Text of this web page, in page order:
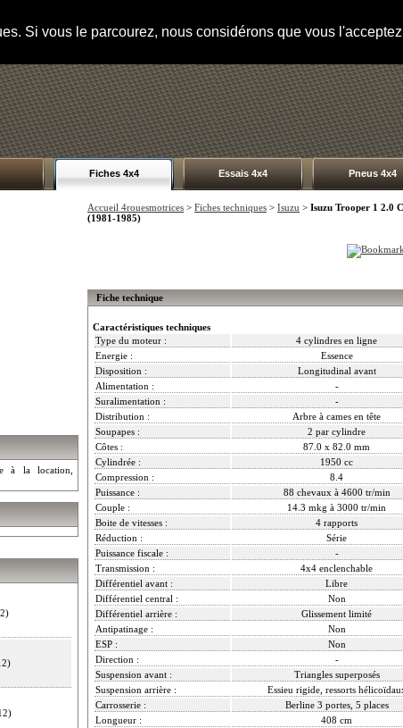
Si vous le parcourez, nous considérons que vous
Fiches 4x4 Essais 4x4 Pneus 4x4
à la location,
Accueil 4rouesmotrices > Fiches techniques > Isuzu > Isuzu Trooper 1 2.0
(1981-1985)
Fiche technique
Caractéristiques techniques
Type du moteur :
4 cylindres en ligne
Energie :
Essence
Disposition :
Longitudinal avant
Alimentation :
-
Suralimentation :
-
Distribution :
Arbre à cames en tête
Soupapes :
2 par cylindre
Côtes :
87.0 x 82.0 mm
Cylindrée :
1950 cc
Compression :
8.4
Puissance :
88 chevaux à 4600 tr/min
Couple :
14.3 mkg à 3000 tr/min
Boite de vitesses :
4 rapports
Réduction :
Série
Puissance fiscale :
-
Transmission :
4x4 enclenchable
Différentiel avant :
Libre
Différentiel central :
Non
Différentiel arrière :
Glissement limité
Antipatinage :
Non
ESP :
Non
Direction :
-
Suspension avant :
Triangles superposés
Suspension arrière :
Essieu rigide, ressorts
Carrosserie :
Berline 3 portes, 5 places
Longueur :
408 cm